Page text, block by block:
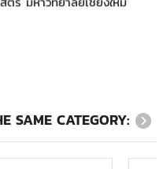
SAME CATEGORY: